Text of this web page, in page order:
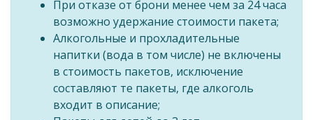
При отказе от брони менее чем за 24 часа
возможно удержание стоимости пакета;
Алкогольные и прохладительные
напитки (вода в том числе) не включены
в стоимость пакетов, исключение
составляют те пакеты, где алкоголь
входит в описание;